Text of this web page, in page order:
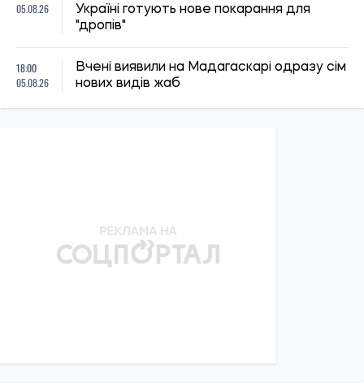
05.08.26
Україні готують нове покарання для
"дропів"
18:00
05.08.26
Вчені виявили на Мадагаскарі одразу сім
нових видів жаб